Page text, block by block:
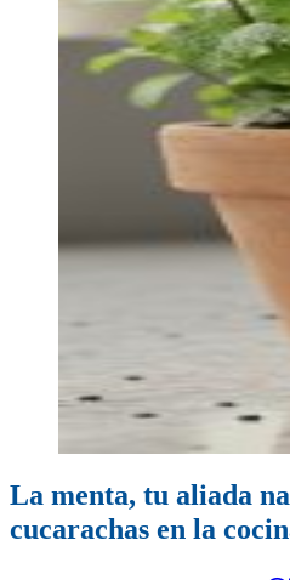
PROGRAMACIÓN
EN VIVO
La menta, tu aliada
cucarachas en la